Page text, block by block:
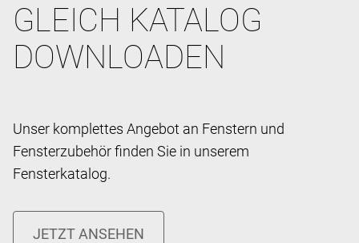
GLEICH KATALOG
DOWNLOADEN
Unser komplettes Angebot an Fenstern und
Fensterzubehör finden Sie in unserem
Fensterkatalog.